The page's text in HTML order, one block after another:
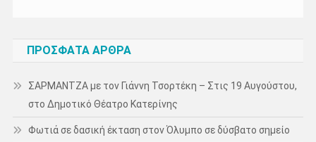
ΠΡΌΣΦΑΤΑ ΆΡΘΡΑ
ΣΑΡΜΑΝΤΖΑ με τον Γιάννη Τσορτέκη – Στις 19 Αυγούστου,
στο Δημοτικό Θέατρο Κατερίνης
Φωτιά σε δασική έκταση στον Όλυμπο σε δύσβατο σημείο